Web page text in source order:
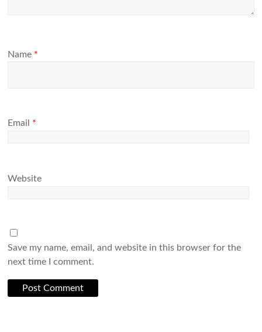
Name *
Email *
Website
Save my name, email, and website in this browser for the
next time I comment.